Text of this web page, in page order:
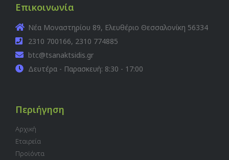
Επικοινωνία
Νέα Μοναστηρίου 89, Ελευθέριο Θεσσαλονίκη 56334
2310 700166, 2310 774885
btc@tsanaktsidis.gr
Δευτέρα - Παρασκευή: 8:30 - 17:00
Περιήγηση
Αρχική
Εταιρεία
Προϊόντα